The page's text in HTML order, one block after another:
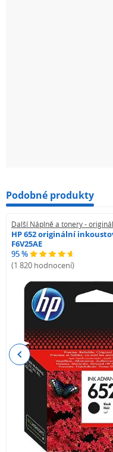
Podobné produkty
Další Náplně a tonery -
HP 652 originální
F6V25AE
95 %
(1 820 hodnocení)
Previous